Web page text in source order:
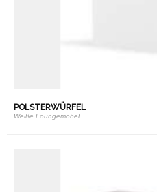
POLSTERWÜRFEL
Weiße Loungemöbel